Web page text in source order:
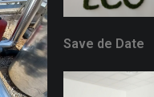
Save de Date